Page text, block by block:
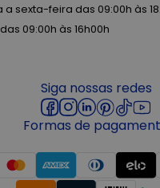
a sexta-feira das 09:00h às
09:00h às 16h00h
Siga nossas redes
Formas de